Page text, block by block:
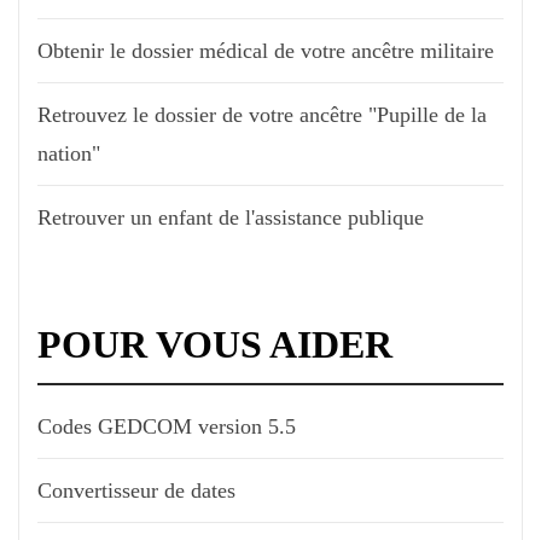
Obtenir le dossier médical de votre ancêtre militaire
Retrouvez le dossier de votre ancêtre "Pupille de la
nation"
Retrouver un enfant de l'assistance publique
POUR VOUS AIDER
Codes GEDCOM version 5.5
Convertisseur de dates